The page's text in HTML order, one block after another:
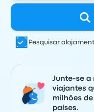
Pesquisar
Junte-se a
viajantes
milhões
países.